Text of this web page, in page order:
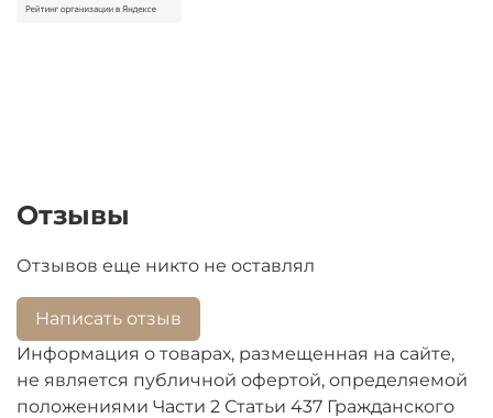
Отзывы
Отзывов еще никто не оставлял
Написать отзыв
Информация о товарах, размещенная на сайте,
не является публичной офертой, определяемой
положениями Части 2 Статьи 437 Гражданского